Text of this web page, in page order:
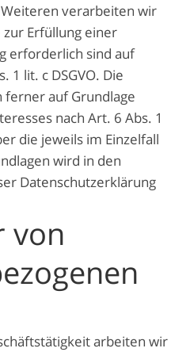
Weiteren verarbeiten wir
Erfüllung einer
erforderlich sind auf
1 lit. c DSGVO. Die
auf Grundlage
nach Art. 6 Abs. 1
die jeweils im Einzelfall
wird in den
Datenschutzerklärung
von
arbeiten wir